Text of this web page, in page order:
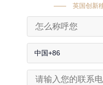
英国创新
中国+86